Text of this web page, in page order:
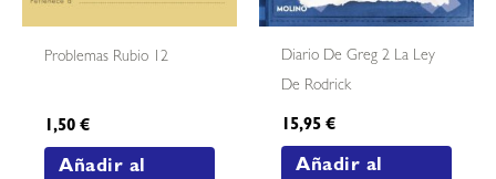
Problemas Rubio 12
1,50€
Añadir al
Diario De Greg 2 La Ley
De Rodrick
15,95€
Añadir al